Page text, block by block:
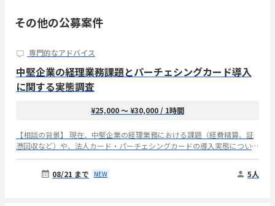
その他の公募案件
専門的なアドバイス
中堅企業の経理業務課題とパーチェシングカード導入
に関する実態調査
¥25,000 〜 ¥30,000 / 1時間
【相談の背景】 現在、中堅企業の経理業務における課題（経費精算、証
憑回収など）や、法人カード・パーチェシングカードの導入実態について
市場調査を行っており、ご経験者の方にお話をお伺いしたく考えておりま
1,000名の中堅企業でのご所属経験 ・経理・財務部長のご経験（複数社で
08/21 まで NEW 5人